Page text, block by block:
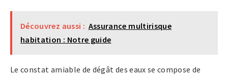
Découvrez aussi : Assurance multirisque
habitation : Notre guide
Le constat amiable de dégât des eaux se compose de